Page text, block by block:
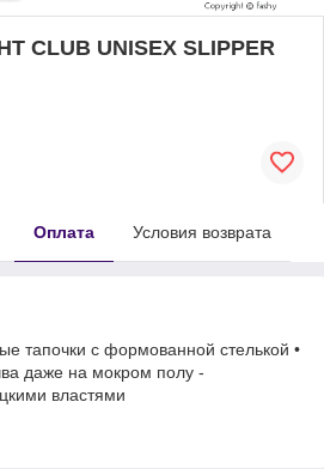
CLUB UNISEX SLIPPER
Оплата Условия возврата
тапочки с формованной стелькой •
даже на мокром полу -
властями